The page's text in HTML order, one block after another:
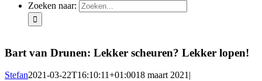
Zoeken naar:
Bart van Drunen: Lekker scheuren? Lekker lopen!
Stefan2021-03-22T16:10:11+01:0018 maart 2021|